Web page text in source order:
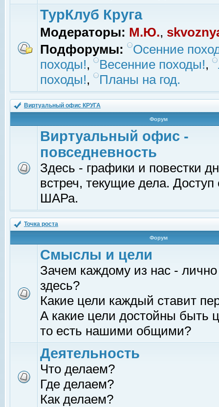
ТурКлуб Круга
Модераторы: М.Ю.,
Подфорумы:
Осенние
походы!, Весенние походы!,
походы!, Планы на год.
Виртуальный офис КРУГА
Форум
Виртуальный офис -
повседневность
Здесь - графики и повестки
встреч, текущие дела.
ШАРа.
Точка роста
Форум
Смыслы и цели
Зачем каждому из нас -
здесь?
Какие цели каждый ставит
А какие цели достойны быть
то есть нашими общими?
Деятельность
Что делаем?
Где делаем?
Как делаем?